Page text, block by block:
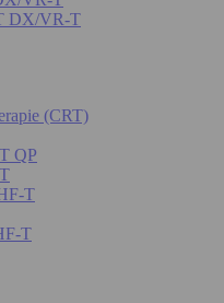
DX/VR-T
(CRT)
QP
T
T